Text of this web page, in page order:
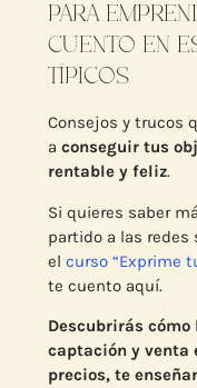
PARA
CUENTO EN
TÍPICOS
Consejos y trucos
a conseguir tus
rentable y feliz.
Si quieres saber
partido a las redes
el curso “Exprime
te cuento aquí.
Descubrirás cómo
captación y venta
precios, te